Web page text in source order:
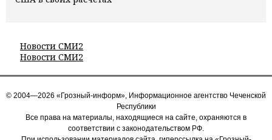
Новости СМИ2
Новости СМИ2
© 2004—2026 «Грозный-информ», Информационное агентство Чеченской
Республики
Все права на материалы, находящиеся на сайте, охраняются в
соответствии с законодательством РФ.